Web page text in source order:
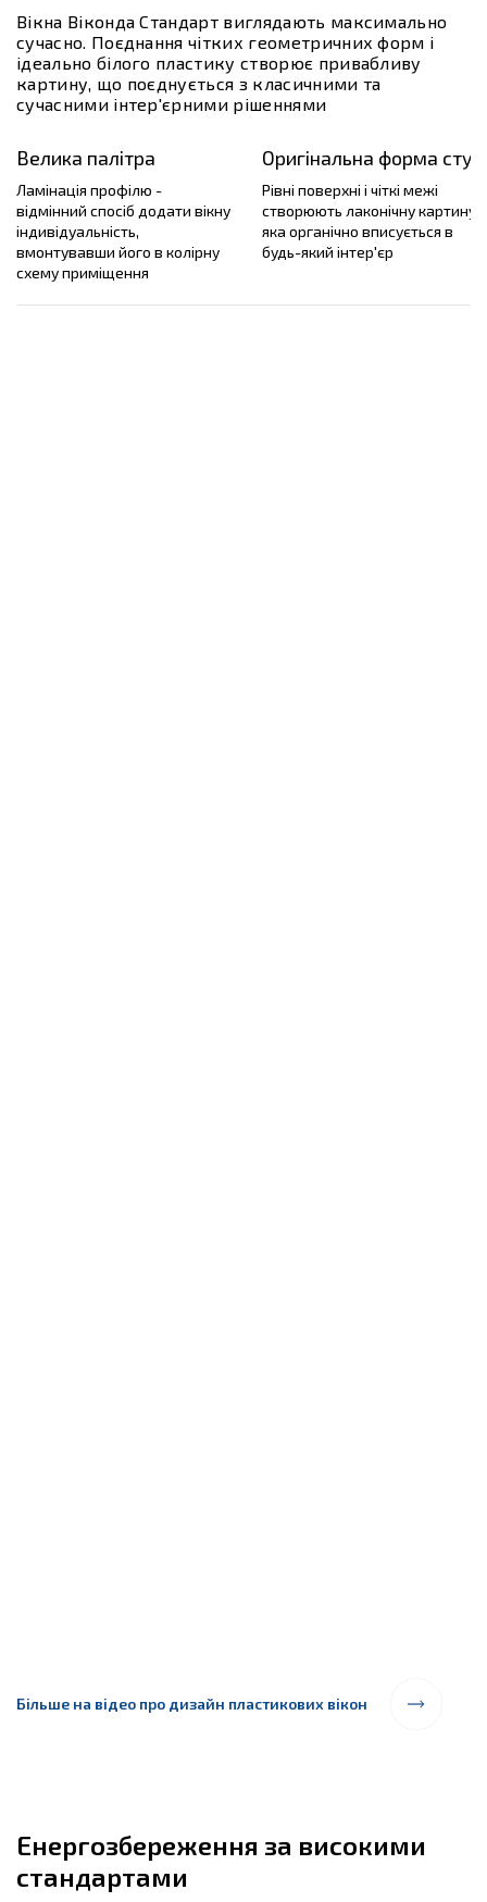
Вікна Віконда Стандарт виглядають максимально
сучасно. Поєднання чітких геометричних форм і
ідеально білого пластику створює привабливу
картину, що поєднується з класичними та
сучасними інтер'єрними рішеннями
Велика палітра
Ламінація профілю -
відмінний спосіб додати вікну
індивідуальність,
вмонтувавши його в колірну
схему приміщення
Оригінальна форма
Рівні поверхні і чіткі межі
створюють лаконічну картину,
яка органічно вписується в
будь-який інтер'єр
Більше на відео про дизайн пластикових вікон
Енергозбереження за високими
стандартами